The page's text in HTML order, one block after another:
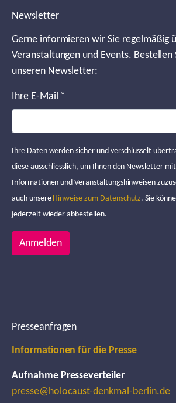
Newsletter
Gerne informieren wir Sie regelmäßig
Veranstaltungen und Events. Bestellen
unseren Newsletter:
Ihre E-Mail *
Ihre Daten werden sicher und verschlüsselt
diese ausschliesslich, um Ihnen den Newsletter
Informationen und Veranstaltungshinweisen
auch unsere Hinweise zum Datenschutz. Sie
jederzeit wieder abbestellen.
Anmelden
Presseanfragen
Informationen für die Presse
Aufnahme Presseverteiler
presse@holocaust-denkmal-berlin.de